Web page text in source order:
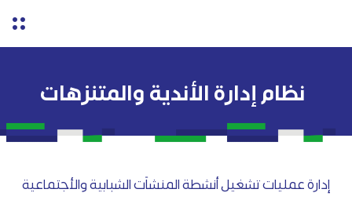
نظام إدارة الأندية والمتنزهات
إدارة عمليات تشغيل أنشطة المنشاًت الشبابية والأجتماعية